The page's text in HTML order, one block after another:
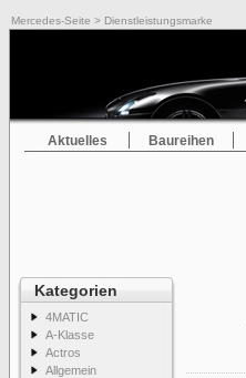
Mercedes-Seite > Dienstleistungsmarke
Aktuelles Baureihen
Kategorien
4MATIC
A-Klasse
Actros
Allgemein